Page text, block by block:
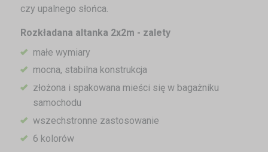
czy upalnego słońca.
Rozkładana altanka 2x2m - zalety
małe wymiary
mocna, stabilna konstrukcja
złożona i spakowana mieści się w bagażniku
samochodu
wszechstronne zastosowanie
6 kolorów